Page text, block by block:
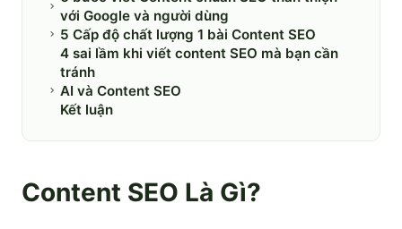
với Google và người dùng
5 Cấp độ chất lượng 1 bài Content SEO
4 sai lầm khi viết content SEO mà bạn cần
tránh
AI và Content SEO
Kết luận
Content SEO Là Gì?